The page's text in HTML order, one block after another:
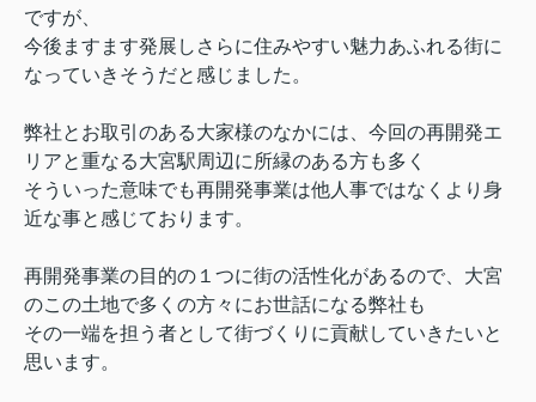
ですが、
今後ますます発展しさらに住みやすい魅力あふれる街に
なっていきそうだと感じました。
弊社とお取引のある大家様のなかには、 今回の再開発エ
リアと重なる大宮駅周辺に所縁のある方も多く
そういった意味でも再開発事業は他人事ではなくより身
近な事と感じております。
再開発事業の目的の１つに街の活性化があるので、大宮
のこの土地で多くの方々にお世話になる弊社も
その一端を担う者として街づくりに貢献していきたいと
思います。